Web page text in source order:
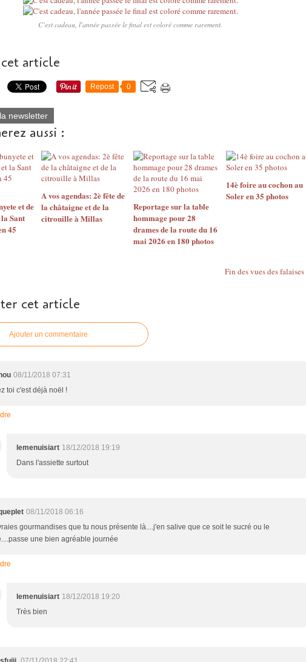
C'est cadeau, l'année passée le final est coloré comme rarement.
article
Repost 0
newsletter
aussi :
et de
Sant
45
A vos agendas: 2è fête de
la châtaigne et de la
citrouille à Millas
Reportage sur la table
hommage pour 28
drames de la route du 16
mai 2026 en 180 photos
14è foire au cochon au
Soler en 35 photos
Fin des vues des falaises
cet article
Ajouter un commentaire
08/11/2018 07:31
toi c'est déjà noël !
lemenuisiart 18/12/2018 19:19
Dans l'assiette surtout
08/11/2018 06:16
gourmandises que tu nous présente là....j'en salive que ce soit le sucré ou le
une bien agréable journée
lemenuisiart 18/12/2018 19:20
Très bien